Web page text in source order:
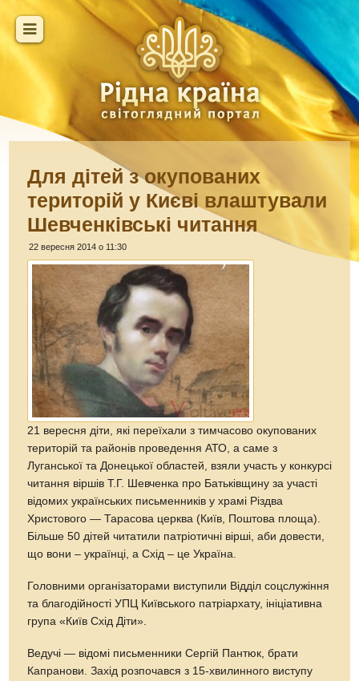
Для дітей з окупованих
територій у Києві влаштували
Шевченківські читання
22 вересня 2014 о 11:30
21 вересня діти, які переїхали з тимчасово окупованих
територій та районів проведення АТО, а саме з
Луганської та Донецької областей, взяли участь у конкурсі
читання віршів Т.Г. Шевченка про Батьківщину за участі
відомих українських письменників у храмі Різдва
Христового — Тарасова церква (Київ, Поштова площа).
Більше 50 дітей читатили патріотичні вірші, аби довести,
що вони – українці, а Схід – це Україна.
Головними організаторами виступили Відділ соцслужіння
та благодійності УПЦ Київського патріархату, ініціативна
група «Київ Схід Діти».
Ведучі — відомі письменники Сергій Пантюк, брати
Капранови. Захід розпочався з 15-хвилинного виступу